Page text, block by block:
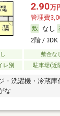
2.90万
管理費
なし
2階 / 3DK
敷金な
レ別
駐車場(近
・洗濯機・冷蔵庫
な